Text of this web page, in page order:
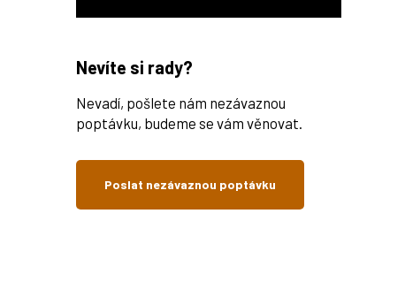
Nevíte si rady?
Nevadí, pošlete nám nezávaznou
poptávku, budeme se vám věnovat.
Poslat nezávaznou poptávku